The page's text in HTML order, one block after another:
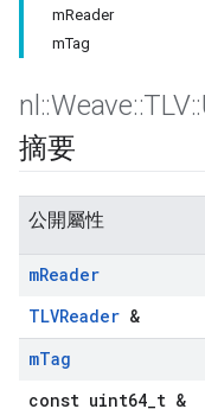
mReader
mTag
nl ::Weave::TLV::
摘要
公開屬性
mReader
TLVReader &
mTag
const uint64_t &